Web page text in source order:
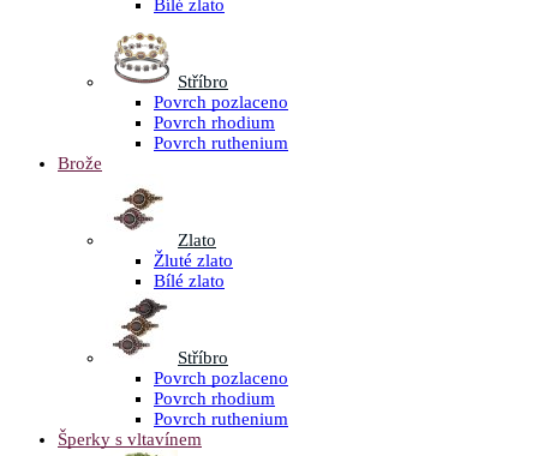
Bílé zlato
Stříbro
Povrch pozlaceno
Povrch rhodium
Povrch ruthenium
Brože
Zlato
Žluté zlato
Bílé zlato
Stříbro
Povrch pozlaceno
Povrch rhodium
Povrch ruthenium
Šperky s vltavínem